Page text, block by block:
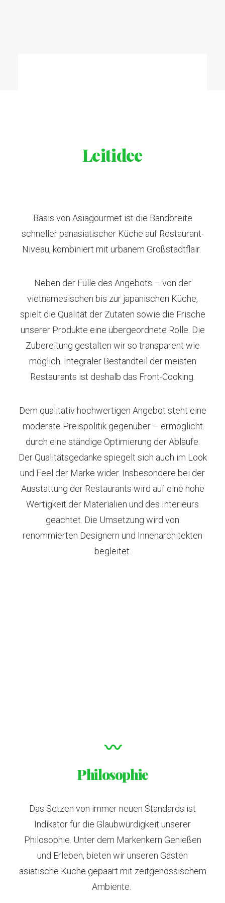
Leitidee
Basis von Asiagourmet ist die Bandbreite
schneller panasiatischer Küche auf Restaurant-
Niveau, kombiniert mit urbanem Großstadtflair.
Neben der Fülle des Angebots – von der
vietnamesischen bis zur japanischen Küche,
spielt die Qualität der Zutaten sowie die Frische
unserer Produkte eine übergeordnete Rolle. Die
Zubereitung gestalten wir so transparent wie
möglich. Integraler Bestandteil der meisten
Restaurants ist deshalb das Front-Cooking.
Dem qualitativ hochwertigen Angebot steht eine
moderate Preispolitik gegenüber – ermöglicht
durch eine ständige Optimierung der Abläufe.
Der Qualitätsgedanke spiegelt sich auch im Look
und Feel der Marke wider. Insbesondere bei der
Ausstattung der Restaurants wird auf eine hohe
Wertigkeit der Materialien und des Interieurs
geachtet. Die Umsetzung wird von
renommierten Designern und Innenarchitekten
begleitet.
〰
Philosophie
Das Setzen von immer neuen Standards ist
Indikator für die Glaubwürdigkeit unserer
Philosophie. Unter dem Markenkern Genießen
und Erleben, bieten wir unseren Gästen
asiatische Küche gepaart mit zeitgenössischem
Ambiente.